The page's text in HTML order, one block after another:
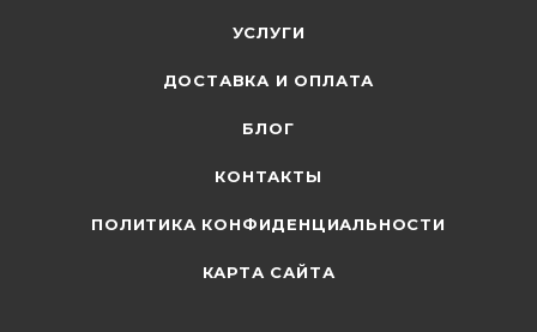
УСЛУГИ
ДОСТАВКА И ОПЛАТА
БЛОГ
КОНТАКТЫ
ПОЛИТИКА КОНФИДЕНЦИАЛЬНОСТИ
КАРТА САЙТА